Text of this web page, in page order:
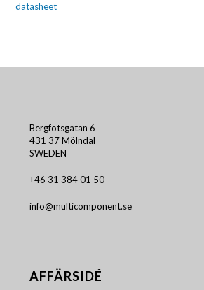
datasheet
Bergfotsgatan 6
431 37 Mölndal
SWEDEN
+46 31 384 01 50
info@multicomponent.se
AFFÄRSIDÉ